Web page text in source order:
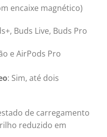
encaixe magnético)
Buds Live, Buds Pro
e AirPods Pro
: Sim, até dois
de carregamento
reduzido em